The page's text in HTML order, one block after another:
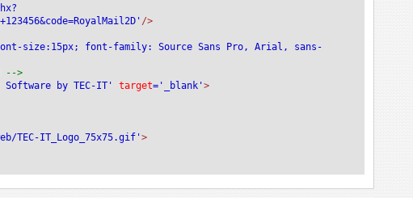
/>
size:15px; font-family: Source Sans Pro, Arial, sans-
-->
Software by TEC-IT' target='_blank'>
TEC-IT_Logo_75x75.gif'>